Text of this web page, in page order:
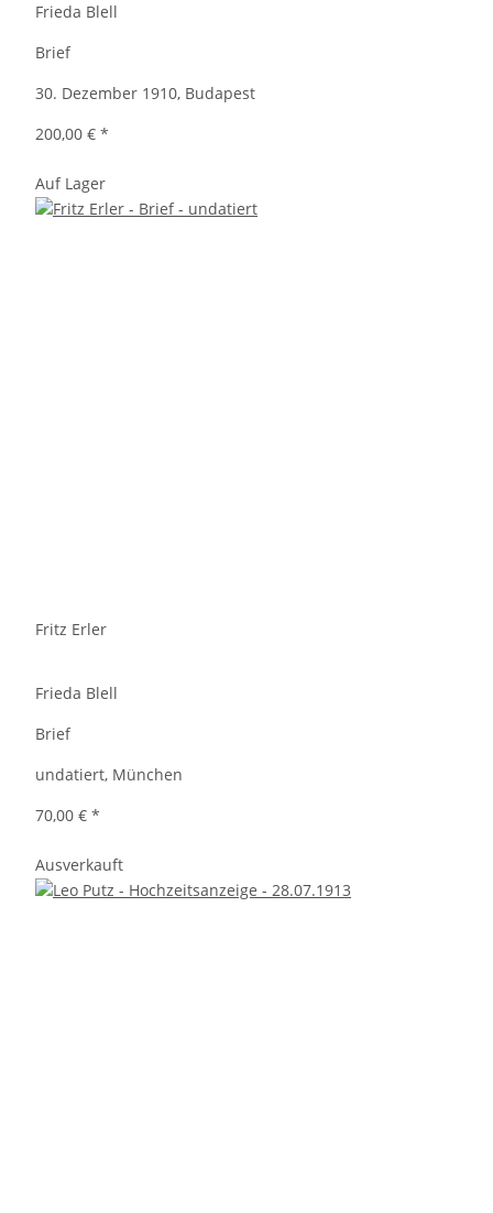
Frieda Blell
Brief
30. Dezember 1910, Budapest
200,00 € *
Auf Lager
Fritz Erler
Frieda Blell
Brief
undatiert, München
70,00 € *
Ausverkauft